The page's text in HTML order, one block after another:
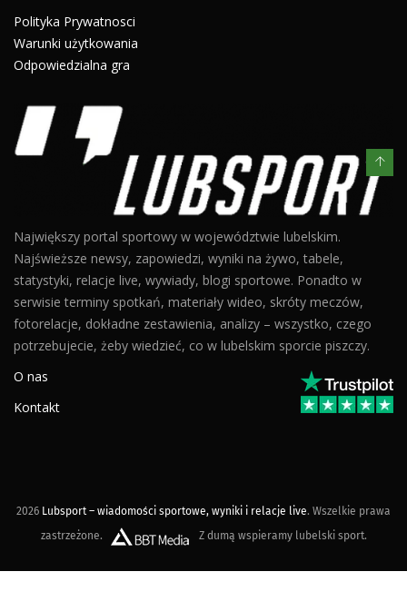
Polityka Prywatnosci
Warunki użytkowania
Odpowiedzialna gra
Największy portal sportowy w województwie lubelskim.
Najświeższe newsy, zapowiedzi, wyniki na żywo, tabele,
statystyki, relacje live, wywiady, blogi sportowe. Ponadto w
serwisie terminy spotkań, materiały wideo, skróty meczów,
fotorelacje, dokładne zestawienia, analizy – wszystko, czego
potrzebujecie, żeby wiedzieć, co w lubelskim sporcie piszczy.
O nas
Kontakt
2026 Lubsport – wiadomości sportowe, wyniki i relacje live. Wszelkie prawa
zastrzeżone.
Z dumą wspieramy lubelski sport.